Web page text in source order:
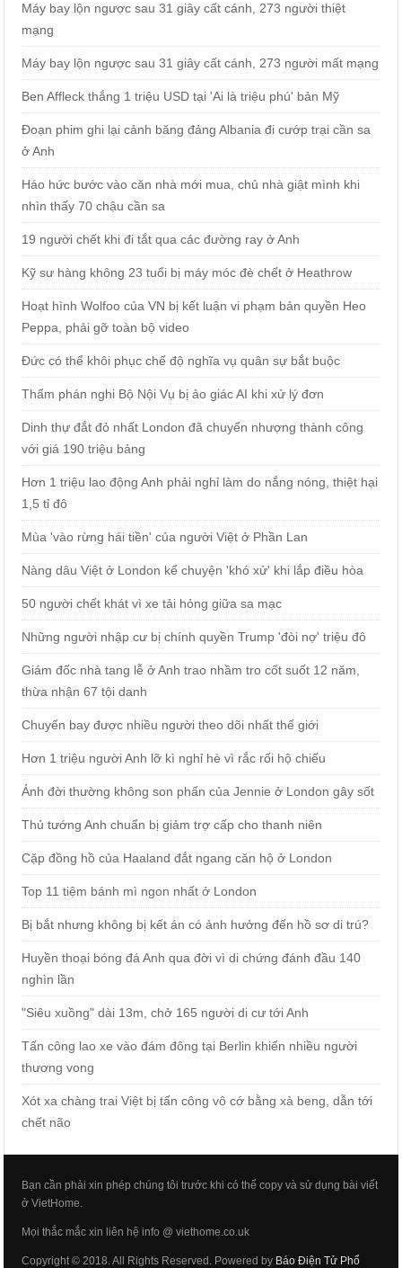
Máy bay lộn ngược sau 31 giây cất cánh, 273 người thiệt
mạng
Máy bay lộn ngược sau 31 giây cất cánh, 273 người mất mạng
Ben Affleck thắng 1 triệu USD tại 'Ai là triệu phú' bản Mỹ
Đoạn phim ghi lại cảnh băng đảng Albania đi cướp trại cần sa
ở Anh
Háo hức bước vào căn nhà mới mua, chủ nhà giật mình khi
nhìn thấy 70 chậu cần sa
19 người chết khi đi tắt qua các đường ray ở Anh
Kỹ sư hàng không 23 tuổi bị máy móc đè chết ở Heathrow
Hoạt hình Wolfoo của VN bị kết luận vi phạm bản quyền Heo
Peppa, phải gỡ toàn bộ video
Đức có thể khôi phục chế độ nghĩa vụ quân sự bắt buộc
Thẩm phán nghi Bộ Nội Vụ bị ảo giác AI khi xử lý đơn
Dinh thự đắt đỏ nhất London đã chuyển nhượng thành công
với giá 190 triệu bảng
Hơn 1 triệu lao động Anh phải nghỉ làm do nắng nóng, thiệt hại
1,5 tỉ đô
Mùa 'vào rừng hái tiền' của người Việt ở Phần Lan
Nàng dâu Việt ở London kể chuyện 'khó xử' khi lắp điều hòa
50 người chết khát vì xe tải hỏng giữa sa mạc
Những người nhập cư bị chính quyền Trump 'đòi nợ' triệu đô
Giám đốc nhà tang lễ ở Anh trao nhầm tro cốt suốt 12 năm,
thừa nhận 67 tội danh
Chuyến bay được nhiều người theo dõi nhất thế giới
Hơn 1 triệu người Anh lỡ kì nghỉ hè vì rắc rối hộ chiếu
Ảnh đời thường không son phấn của Jennie ở London gây sốt
Thủ tướng Anh chuẩn bị giảm trợ cấp cho thanh niên
Cặp đồng hồ của Haaland đắt ngang căn hộ ở London
Top 11 tiệm bánh mì ngon nhất ở London
Bị bắt nhưng không bị kết án có ảnh hưởng đến hồ sơ di trú?
Huyền thoại bóng đá Anh qua đời vì di chứng đánh đầu 140
nghìn lần
"Siêu xuồng" dài 13m, chở 165 người di cư tới Anh
Tấn công lao xe vào đám đông tại Berlin khiến nhiều người
thương vong
Xót xa chàng trai Việt bị tấn công vô cớ bằng xà beng, dẫn tới
chết não
Bạn cần phải xin phép chúng tôi trước khi có thể copy và sử dụng bài viết
ở VietHome.
Mọi thắc mắc xin liên hệ info @ viethome.co.uk
Copyright © 2018. All Rights Reserved. Powered by Báo Điện Tử Phổ